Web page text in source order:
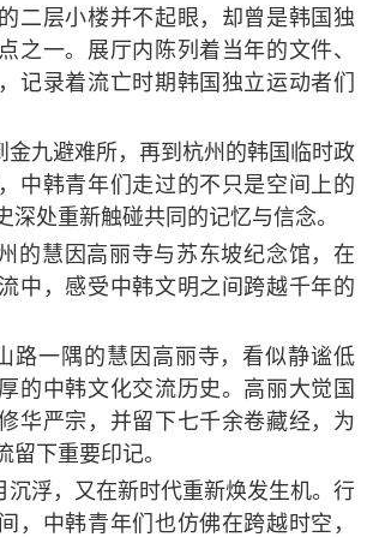
二层小楼并不起眼，却曾是韩国独
之一。展厅内陈列着当年的文件、
记录着流亡时期韩国独立运动者们
金九避难所，再到杭州的韩国临时政
中韩青年们走过的不只是空间上的
深处重新触碰共同的记忆与信念。
的慧因高丽寺与苏东坡纪念馆，在
中，感受中韩文明之间跨越千年的
路一隅的慧因高丽寺，看似静谧低
的中韩文化交流历史。高丽大觉国
华严宗，并留下七千余卷藏经，为
留下重要印记。
沉浮，又在新时代重新焕发生机。行
，中韩青年们也仿佛在跨越时空，